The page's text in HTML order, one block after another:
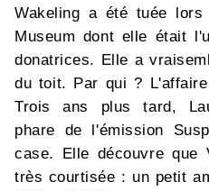
Wakeling a été tuée
Museum dont elle était
donatrices. Elle a
du toit. Par qui ?
Trois ans plus tard,
phare de l'émission
case. Elle découvre que
très courtisée : un petit